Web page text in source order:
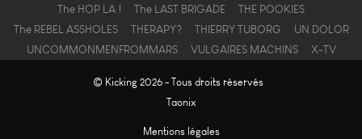
The HOP LA !
The LAST BRIGADE
THE POOKIES
The REBEL ASSHOLES
THERAPY? THIERRY TUBORG
UN DOLOR
UNCOMMONMENFROMMARS
VULGAIRES MACHINS X-TV
© Kicking 2026 - Tous droits réservés
Taonix
Mentions légales